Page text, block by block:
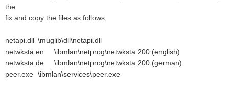
the
fix and copy the files as follows:
netapi.dll \muglib\dll\netapi.dll
netwksta.en
\ibmlan\netprog\netwksta.200 (english)
netwksta.de
\ibmlan\netprog\netwksta.200 (german)
peer.exe \ibmlan\services\peer.exe